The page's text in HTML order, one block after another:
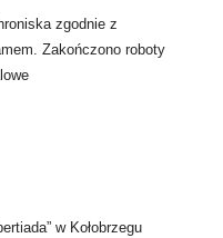
zgodnie z
Zakończono roboty
w Kołobrzegu